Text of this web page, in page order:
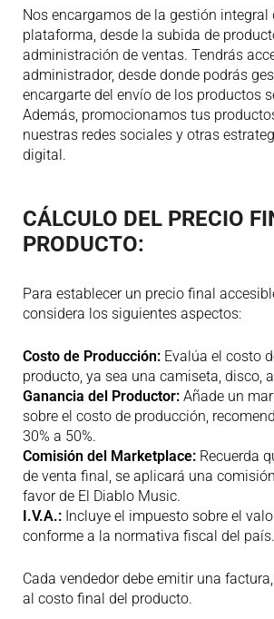
Nos encargamos de la gestión integral
plataforma, desde la subida de
administración de ventas. Tendrás
administrador, desde donde podrás
encargarte del envío de los productos
Además, promocionamos tus
nuestras redes sociales y otras
digital.
CÁLCULO DEL PRECIO
PRODUCTO:
Para establecer un precio final
considera los siguientes aspectos:
Costo de Producción: Evalúa el costo
producto, ya sea una camiseta, disco,
Ganancia del Productor: Añade un
sobre el costo de producción,
30% a 50%.
Comisión del Marketplace: Recuerda
de venta final, se aplicará una
favor de El Diablo Music.
I.V.A.: Incluye el impuesto sobre el
conforme a la normativa fiscal del país.
Cada vendedor debe emitir una
al costo final del producto.